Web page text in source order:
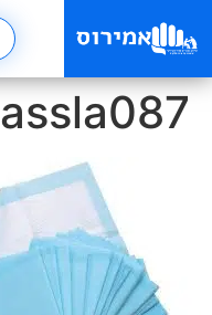
assla087